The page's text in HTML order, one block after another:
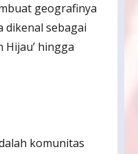
geografinya
dikenal sebagai
Hijau’ hingga
komunitas